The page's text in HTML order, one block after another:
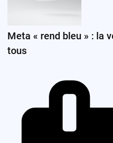
Meta « rend bleu » : la
tous